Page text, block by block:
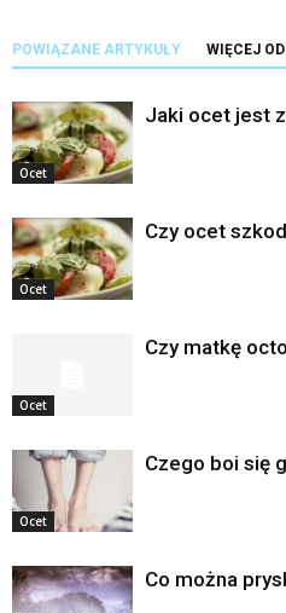
POWIĄZANE ARTYKUŁY WIĘCEJ
Ocet
Jaki ocet jest
Ocet
Czy ocet
Ocet
Czy matkę
Ocet
Czego boi się
Co można